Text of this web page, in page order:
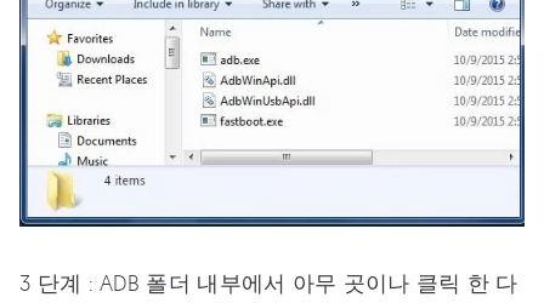
3 단계 : ADB 폴더 내부에서 아무 곳이나 클릭 한 다